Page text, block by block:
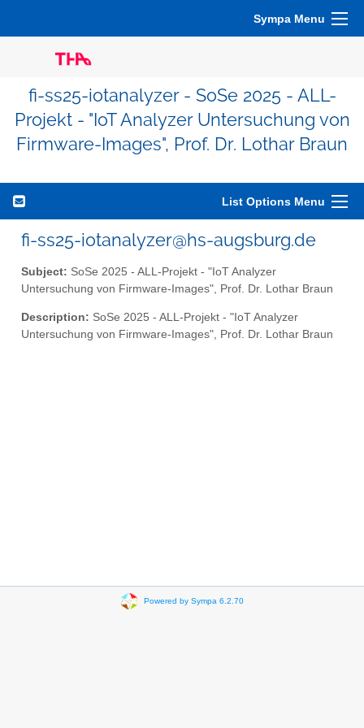
Sympa Menu
fi-ss25-iotanalyzer - SoSe 2025 - ALL-
Projekt - "IoT Analyzer Untersuchung von
Firmware-Images", Prof. Dr. Lothar Braun
List Options Menu
fi-ss25-iotanalyzer@hs-augsburg.de
Subject: SoSe 2025 - ALL-Projekt - "IoT Analyzer
Untersuchung von Firmware-Images", Prof. Dr. Lothar Braun
Description: SoSe 2025 - ALL-Projekt - "IoT Analyzer
Untersuchung von Firmware-Images", Prof. Dr. Lothar Braun
Powered by Sympa 6.2.70